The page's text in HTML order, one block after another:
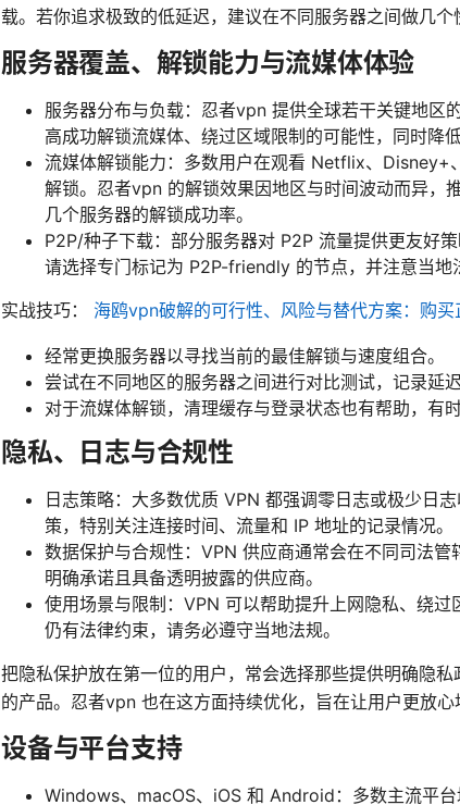
载。若你追求极致的低延迟，建议在不同服务器之间做几个
服务器覆盖、解锁能力与流媒体体验
服务器分布与负载：忍者vpn 提供全球若干关键地区
高成功解锁流媒体、绕过区域限制的可能性，同时降
流媒体解锁能力：多数用户在观看 Netflix、
解锁。忍者vpn 的解锁效果因地区与时间波动而异，
几个服务器的解锁成功率。
P2P/种子下载：部分服务器对 P2P 流量提供更友好
请选择专门标记为 P2P-friendly 的节点，并注意当地
实战技巧： 海鸥vpn破解的可行性、风险与替代方案：购
经常更换服务器以寻找当前的最佳解锁与速度组合。
尝试在不同地区的服务器之间进行对比测试，记录延
对于流媒体解锁，清理缓存与登录状态也有帮助，有
隐私、日志与合规性
日志策略：大多数优质 VPN 都强调零日志或极少日
策，特别关注连接时间、流量和 IP 地址的记录情况。
数据保护与合规性：VPN 供应商通常会在不同司法
明确承诺且具备透明披露的供应商。
使用场景与限制：VPN 可以帮助提升上网隐私、绕
仍有法律约束，请务必遵守当地法规。
把隐私保护放在第一位的用户，常会选择那些提供明确隐
的产品。忍者vpn 也在这方面持续优化，旨在让用户更放心
设备与平台支持
Windows、macOS、iOS 和 Android：多数主流平